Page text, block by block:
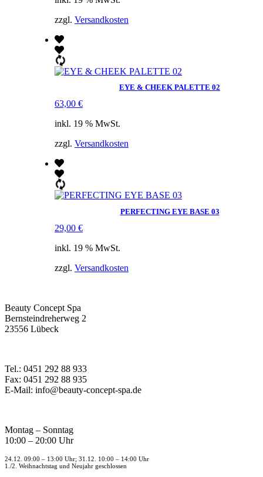
zzgl. Versandkosten
EYE & CHEEK PALETTE 02
63,00 €
inkl. 19 % MwSt.
zzgl. Versandkosten
PERFECTING EYE BASE 03
29,00 €
inkl. 19 % MwSt.
zzgl. Versandkosten
Beauty Concept Spa
Bernsteindreherweg 2
23556 Lübeck
Tel.: 0451 292 88 933
Fax: 0451 292 88 935
E-Mail: info@beauty-concept-spa.de
Montag – Sonntag
10:00 – 20:00 Uhr
24.12. 09:00 – 13:00 Uhr; 31.12. 10:00 – 14:00 Uhr
1./2. Weihnachtstag und Neujahr geschlossen